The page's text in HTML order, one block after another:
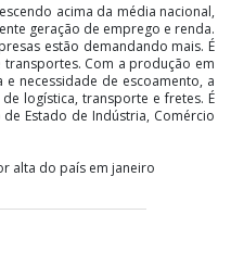
acima da média nacional,
geração de emprego e renda.
estão demandando mais. É
Com a produção em
necessidade de escoamento, a
logística, transporte e fretes. É
Estado de Indústria, Comércio
alta do país em janeiro
ficou à frente de estados
São Paulo (-1,7%) e acima da